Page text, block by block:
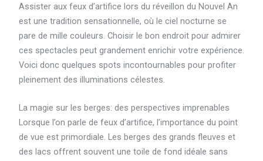
Assister aux feux d’artifice lors du réveillon du Nouvel An
est une tradition sensationnelle, où le ciel nocturne se
pare de mille couleurs. Choisir le bon endroit pour admirer
ces spectacles peut grandement enrichir votre expérience.
Voici donc quelques spots incontournables pour profiter
pleinement des illuminations célestes.
La magie sur les berges: des perspectives imprenables
Lorsque l’on parle de feux d’artifice, l’importance du point
de vue est primordiale. Les berges des grands fleuves et
des lacs offrent souvent une toile de fond idéale sans